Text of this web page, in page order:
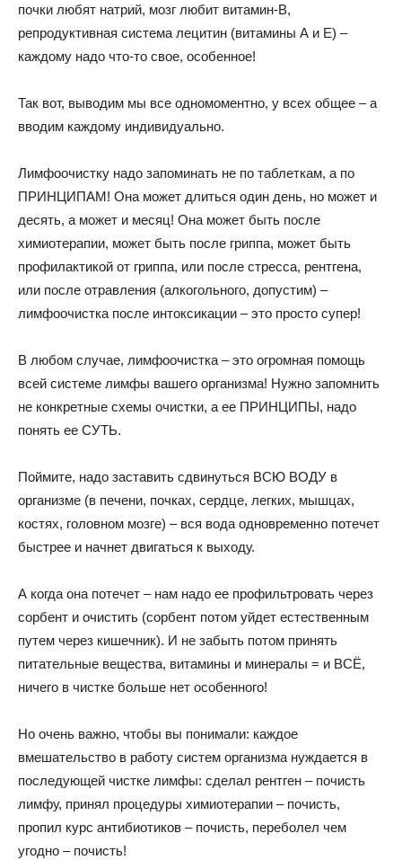
почки любят натрий, мозг любит витамин-В,
репродуктивная система лецитин (витамины А и Е) –
каждому надо что-то свое, особенное!
Так вот, выводим мы все одномоментно, у всех общее – а
вводим каждому индивидуально.
Лимфоочистку надо запоминать не по таблеткам, а по
ПРИНЦИПАМ! Она может длиться один день, но может и
десять, а может и месяц! Она может быть после
химиотерапии, может быть после гриппа, может быть
профилактикой от гриппа, или после стресса, рентгена,
или после отравления (алкогольного, допустим) –
лимфоочистка после интоксикации – это просто супер!
В любом случае, лимфоочистка – это огромная помощь
всей системе лимфы вашего организма! Нужно запомнить
не конкретные схемы очистки, а ее ПРИНЦИПЫ, надо
понять ее СУТЬ.
Поймите, надо заставить сдвинуться ВСЮ ВОДУ в
организме (в печени, почках, сердце, легких, мышцах,
костях, головном мозге) – вся вода одновременно потечет
быстрее и начнет двигаться к выходу.
А когда она потечет – нам надо ее профильтровать через
сорбент и очистить (сорбент потом уйдет естественным
путем через кишечник). И не забыть потом принять
питательные вещества, витамины и минералы = и ВСЁ,
ничего в чистке больше нет особенного!
Но очень важно, чтобы вы понимали: каждое
вмешательство в работу систем организма нуждается в
последующей чистке лимфы: сделал рентген – почисть
лимфу, принял процедуры химиотерапии – почисть,
пропил курс антибиотиков – почисть, переболел чем
угодно – почисть!